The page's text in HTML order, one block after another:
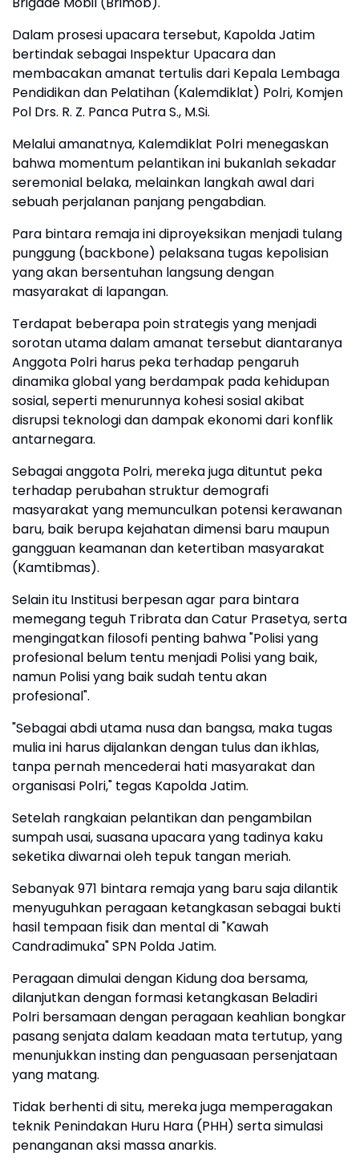
Dalam prosesi upacara tersebut, Kapolda Jatim
bertindak sebagai Inspektur Upacara dan
membacakan amanat tertulis dari Kepala Lembaga
Pendidikan dan Pelatihan (Kalemdiklat) Polri, Komjen
Pol Drs. R. Z. Panca Putra S., M.Si.
Melalui amanatnya, Kalemdiklat Polri menegaskan
bahwa momentum pelantikan ini bukanlah sekadar
seremonial belaka, melainkan langkah awal dari
sebuah perjalanan panjang pengabdian.
Para bintara remaja ini diproyeksikan menjadi tulang
punggung (backbone) pelaksana tugas kepolisian
yang akan bersentuhan langsung dengan
masyarakat di lapangan.
Terdapat beberapa poin strategis yang menjadi
sorotan utama dalam amanat tersebut diantaranya
Anggota Polri harus peka terhadap pengaruh
dinamika global yang berdampak pada kehidupan
sosial, seperti menurunnya kohesi sosial akibat
disrupsi teknologi dan dampak ekonomi dari konflik
antarnegara.
Sebagai anggota Polri, mereka juga dituntut peka
terhadap perubahan struktur demografi
masyarakat yang memunculkan potensi kerawanan
baru, baik berupa kejahatan dimensi baru maupun
gangguan keamanan dan ketertiban masyarakat
(Kamtibmas).
Selain itu Institusi berpesan agar para bintara
memegang teguh Tribrata dan Catur Prasetya, serta
mengingatkan filosofi penting bahwa "Polisi yang
profesional belum tentu menjadi Polisi yang baik,
namun Polisi yang baik sudah tentu akan
profesional".
"Sebagai abdi utama nusa dan bangsa, maka tugas
mulia ini harus dijalankan dengan tulus dan ikhlas,
tanpa pernah mencederai hati masyarakat dan
organisasi Polri," tegas Kapolda Jatim.
Setelah rangkaian pelantikan dan pengambilan
sumpah usai, suasana upacara yang tadinya kaku
seketika diwarnai oleh tepuk tangan meriah.
Sebanyak 971 bintara remaja yang baru saja dilantik
menyuguhkan peragaan ketangkasan sebagai bukti
hasil tempaan fisik dan mental di "Kawah
Candradimuka" SPN Polda Jatim.
Peragaan dimulai dengan Kidung doa bersama,
dilanjutkan dengan formasi ketangkasan Beladiri
Polri bersamaan dengan peragaan keahlian bongkar
pasang senjata dalam keadaan mata tertutup, yang
menunjukkan insting dan penguasaan persenjataan
yang matang.
Tidak berhenti di situ, mereka juga memperagakan
teknik Penindakan Huru Hara (PHH) serta simulasi
penanganan aksi massa anarkis.